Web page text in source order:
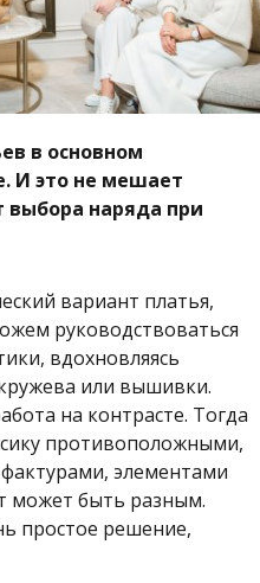
в основном
И это не мешает
выбора наряда при
вариант платья,
руководствоваться
вдохновляясь
или вышивки.
на контрасте. Тогда
противоположными,
элементами
может быть разным.
простое решение,